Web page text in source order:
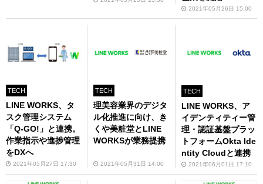
2021年05月26日 15:00
TECH
LINE WORKS、タ
スク管理システム
「Q-GO!」と連携。
作業指示や進捗管理
をDXへ
2021年05月27日 17:30
TECH
理美容業界のデジタ
ル化推進に向け、き
くや美粧堂とLINE
WORKSが業務提携
2021年05月31日 14:00
TECH
LINE WORKS、ア
イデンティティー管
理・認証基盤プラッ
トフォームOkta Ide
ntity Cloudと連携
2021年06月01日 17:10